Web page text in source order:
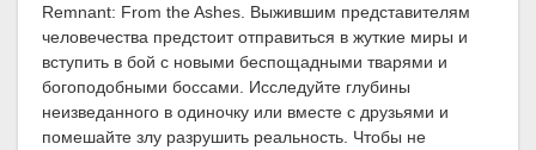
Remnant: From the Ashes. Выжившим представителям
человечества предстоит отправиться в жуткие миры и
вступить в бой с новыми беспощадными тварями и
богоподобными боссами. Исследуйте глубины
неизведанного в одиночку или вместе с друзьями и
помешайте злу разрушить реальность. Чтобы не